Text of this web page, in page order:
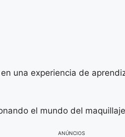
una experiencia de
el mundo del
ANÚNCIOS